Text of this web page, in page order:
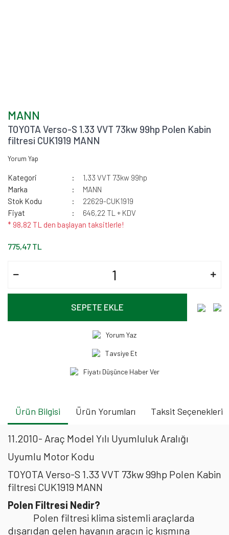
MANN
TOYOTA Verso-S 1.33 VVT 73kw 99hp Polen Kabin
filtresi CUK1919 MANN
Yorum Yap
Kategori
1.33 VVT 73kw 99hp
Marka
MANN
Stok Kodu
22629-CUK1919
Fiyat
646,22 TL + KDV
* 98,82 TL den başlayan taksitlerle!
775,47 TL
SEPETE EKLE
Yorum Yaz
Tavsiye Et
Fiyatı Düşünce Haber Ver
Ürün Bilgisi Ürün Yorumları Taksit Seçenekleri
11.2010- Araç Model Yılı Uyumluluk Aralığı
Uyumlu Motor Kodu
TOYOTA Verso-S 1.33 VVT 73kw 99hp Polen Kabin
filtresi CUK1919 MANN
Polen Filtresi Nedir?
Polen filtresi klima sistemli araçlarda
dışarıdan gelen havanın aracın iç kısmına